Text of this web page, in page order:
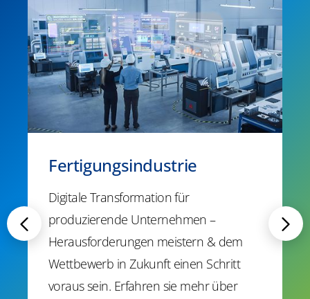
Fertigungsindustrie
Digitale Transformation für
produzierende Unternehmen –
Herausforderungen meistern & dem
Wettbewerb in Zukunft einen Schritt
voraus sein. Erfahren sie mehrüber